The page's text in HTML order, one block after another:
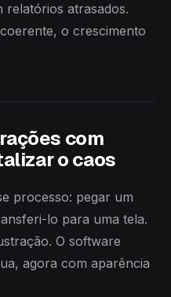
relatórios atrasados.
o crescimento
com
o caos
processo: pegar um
lo para uma tela.
O software
agora com aparência